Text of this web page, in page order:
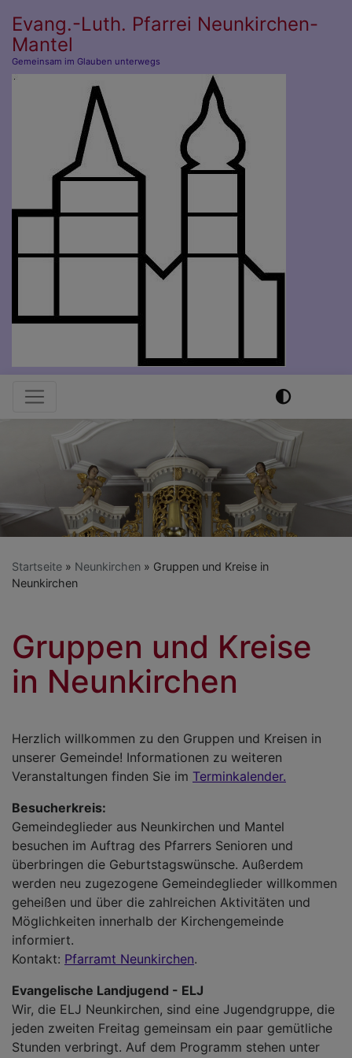
zum
Inhalt
Evang.-Luth. Pfarrei Neunkirchen-
Mantel
Gemeinsam im Glauben unterwegs
Hauptnavigation
Startseite Neunkirchen
Gruppen und Kreise in
Neunkirchen
Gruppen und Kreise
in Neunkirchen
Herzlich willkommen zu den Gruppen und Kreisen in
unserer Gemeinde! Informationen zu weiteren
Veranstaltungen finden Sie im Terminkalender.
Besucherkreis:
Gemeindeglieder aus Neunkirchen und Mantel
besuchen im Auftrag des Pfarrers Senioren und
überbringen die Geburtstagswünsche. Außerdem
werden neu zugezogene Gemeindeglieder willkommen
geheißen und über die zahlreichen Aktivitäten und
Möglichkeiten innerhalb der Kirchengemeinde
informiert.
Kontakt: Pfarramt Neunkirchen.
Evangelische Landjugend - ELJ
Wir, die ELJ Neunkirchen, sind eine Jugendgruppe, die
jeden zweiten Freitag gemeinsam ein paar gemütliche
Stunden verbringt. Auf dem Programm stehen unter